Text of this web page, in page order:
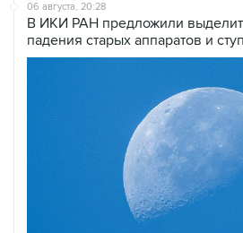
06 августа, 20:28
В ИКИ РАН предложили
падения старых аппаратов и